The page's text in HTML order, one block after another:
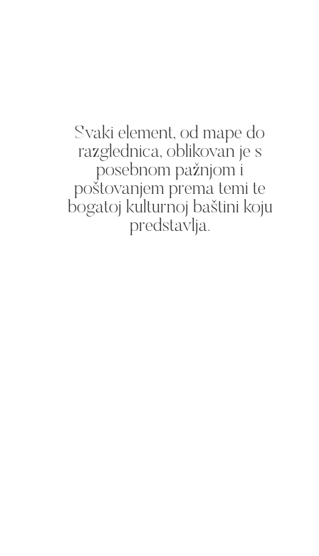
Svaki element, od mape do
razglednica, oblikovan je s
posebnom pažnjom i
poštovanjem prema temi te
bogatoj kulturnoj baštini koju
predstavlja.